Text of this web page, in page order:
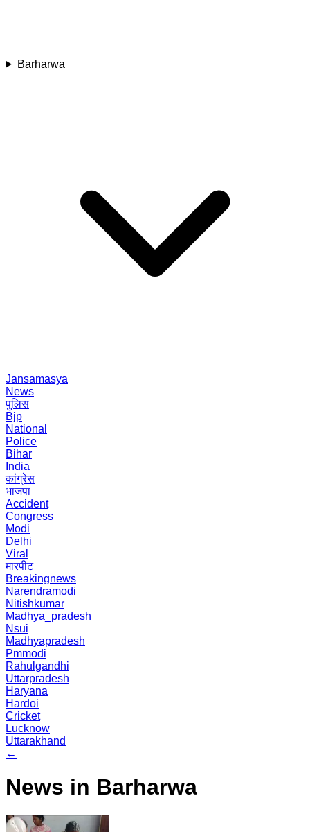
Barharwa
Jansamasya
News
पुलिस
Bjp
National
Police
Bihar
India
कांग्रेस
भाजपा
Accident
Congress
Modi
Delhi
Viral
मारपीट
Breakingnews
Narendramodi
Nitishkumar
Madhya_pradesh
Nsui
Madhyapradesh
Pmmodi
Rahulgandhi
Uttarpradesh
Haryana
Hardoi
Cricket
Lucknow
Uttarakhand
←
News in Barharwa